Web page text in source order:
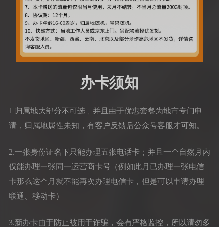
办卡须知
1.归属地大部分不可选，并且由于优惠套餐为地市专门申
请，归属地属性未知，有客户反馈后公众号客服才可知。
2.一张身份证名下只能办理五张电话卡；并且一个自然月内
仅能办理一张同一运营商卡号（例如此月已办理一张电信
卡那么这个月就不能再次办理电信卡，但是可以申请办理
联通、移动卡）
3.新办卡由于防止被用于诈骗，会有严格监控，所以请勿多